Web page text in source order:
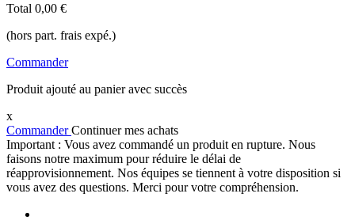
Total 0,00 €
(hors part. frais expé.)
Commander
Produit ajouté au panier avec succès
x
CommanderContinuer mes achats
Important : Vous avez commandé un produit en rupture. Nous
faisons notre maximum pour réduire le délai de
réapprovisionnement. Nos équipes se tiennent à votre disposition si
vous avez des questions. Merci pour votre compréhension.